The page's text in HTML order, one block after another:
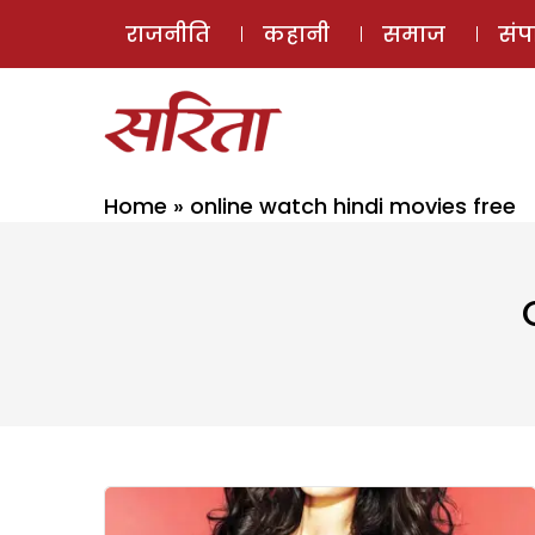
राजनीति कहानी समाज
Home » online watch hindi movies free